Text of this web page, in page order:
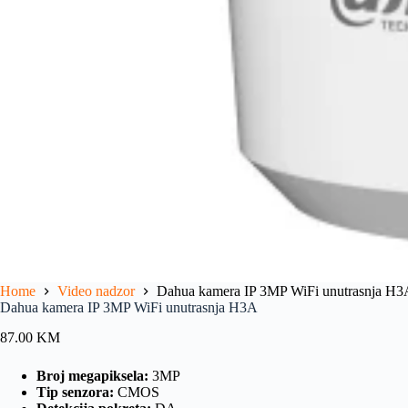
Home Video nadzor
Dahua kamera IP 3MP WiFi unutrasnja
Dahua kamera IP 3MP WiFi unutrasnja H3A
87.00 KM
Broj megapiksela: 3MP
Tip senzora: CMOS